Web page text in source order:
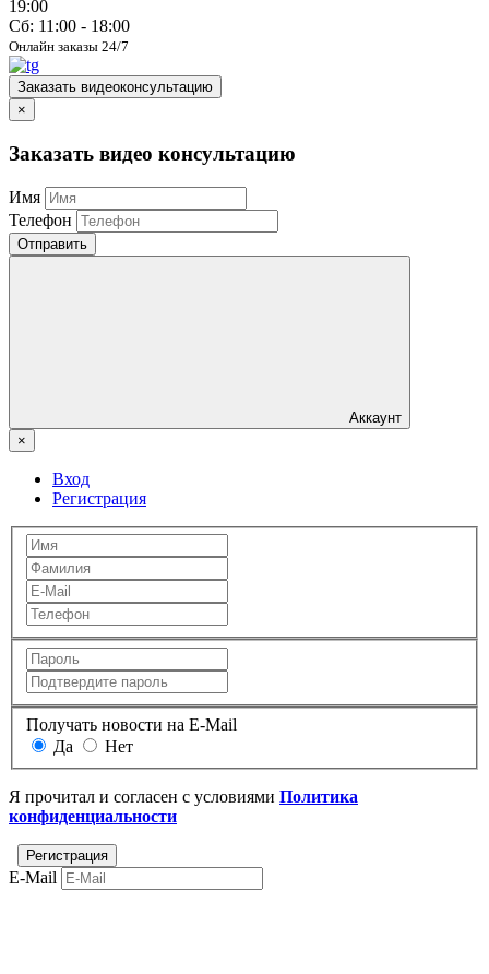
19:00
Сб: 11:00 - 18:00
Онлайн заказы 24/7
Заказать видеоконсультацию
×
Заказать видео консультацию
Имя
Телефон
Отправить
Аккаунт
×
Вход
Регистрация
Получать новости на E-Mail
Да
Нет
Я прочитал и согласен с условиями Политика
конфиденциальности
E-Mail